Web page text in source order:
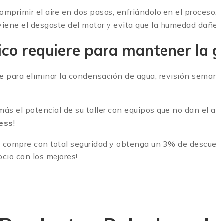
el aire en dos pasos, enfriándolo en el
el desgaste del motor y evita que la humedad
requiere para mantener la
para eliminar la condensación de agua, revisión
el potencial de su taller con equipos que no dan el
!
con total seguridad y obtenga un 3% de
con los mejores!